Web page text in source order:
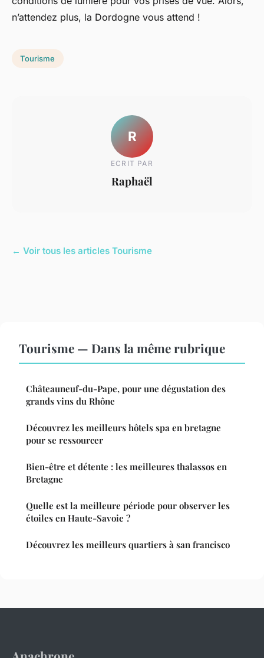
n’attendez plus, la Dordogne vous attend !
Tourisme
R
ECRIT PAR
Raphaël
← Voir tous les articles Tourisme
Tourisme — Dans la même rubrique
Châteauneuf-du-Pape, pour une dégustation des
grands vins du Rhône
Découvrez les meilleurs hôtels spa en bretagne
pour se ressourcer
Bien-être et détente : les meilleures thalassos en
Bretagne
Quelle est la meilleure période pour observer les
étoiles en Haute-Savoie ?
Découvrez les meilleurs quartiers à san francisco